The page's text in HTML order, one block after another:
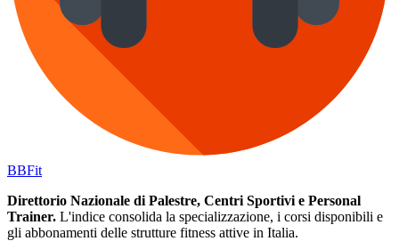
BBFit
Direttorio Nazionale di Palestre, Centri Sportivi e Personal
Trainer. L'indice consolida la specializzazione, i corsi disponibili e
gli abbonamenti delle strutture fitness attive in Italia.